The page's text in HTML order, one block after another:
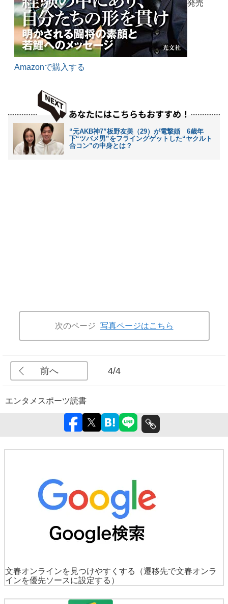
発売
Amazonで購入する
“元AKB神7”板野友美（29）が電撃婚 6歳年
下“ツバメ男”をフライングゲットした“ヤクルト
合コン”の中身とは？
次のページ 写真ページはこちら
前へ 4/4
エンタメ スポーツ読書
文春オンラインを見つけやすくする
（遷移先で文春オンラ
インを優先ソースに設定する）